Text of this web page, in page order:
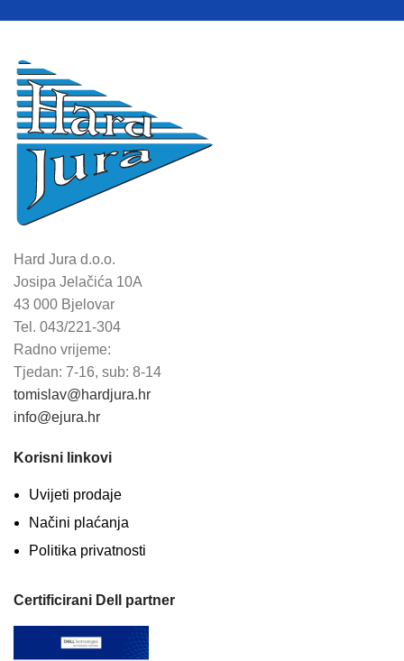
Hard Jura d.o.o.
Josipa Jelačića 10A
43 000 Bjelovar
Tel. 043/221-304
Radno vrijeme:
Tjedan: 7-16, sub: 8-14
tomislav@hardjura.hr
info@ejura.hr
Korisni linkovi
Uvijeti prodaje
Načini plaćanja
Politika privatnosti
Certificirani Dell partner